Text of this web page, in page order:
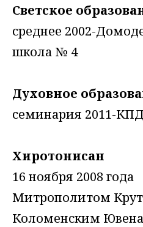
Светское
среднее 2002-
школа № 4
Духовное
семинария 2011-
Хиротонисан
16 ноября 2008 года
Митрополитом
Коломенским